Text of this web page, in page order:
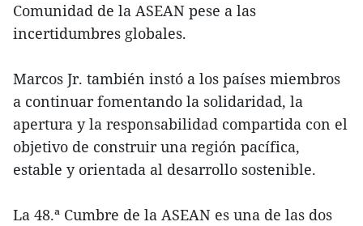
Comunidad de la ASEAN pese a las
incertidumbres globales.
Marcos Jr. también instó a los países miembros
a continuar fomentando la solidaridad, la
apertura y la responsabilidad compartida con el
objetivo de construir una región pacífica,
estable y orientada al desarrollo sostenible.
La 48.ª Cumbre de la ASEAN es una de las dos